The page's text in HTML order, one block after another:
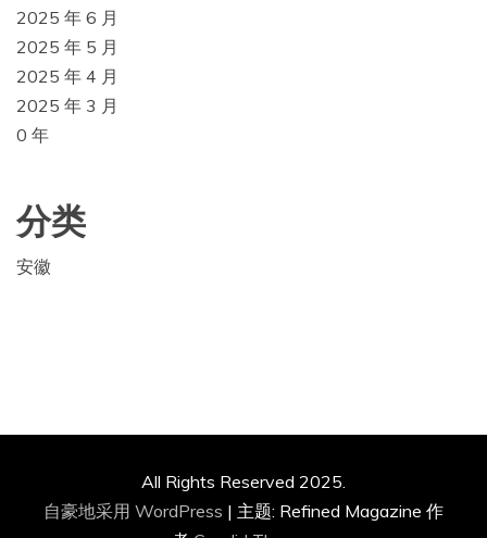
2025 年 6 月
2025 年 5 月
2025 年 4 月
2025 年 3 月
0 年
分类
安徽
All Rights Reserved 2025.
自豪地采用 WordPress | 主题: Refined Magazine 作